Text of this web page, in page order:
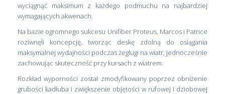
wyciągnąć maksimum z każdego podmuchu na najbardziej
wymagających akwenach.
Na bazie ogromnego sukcesu Unifiber Proteus, Marcos i Patrice
roziwnęli koncepcję, tworząc deskę zdolną do osiągania
maksymalnej wydajności podczas żeglugi na wiatr, jednocześnie
zachowując skuteczność przy kursach z wiatrem.
Rozkład wyporności został zmodyfikowany poprzez obniżenie
grubości kadłuba i zwiększenie objętości w rufowej i dziobowej